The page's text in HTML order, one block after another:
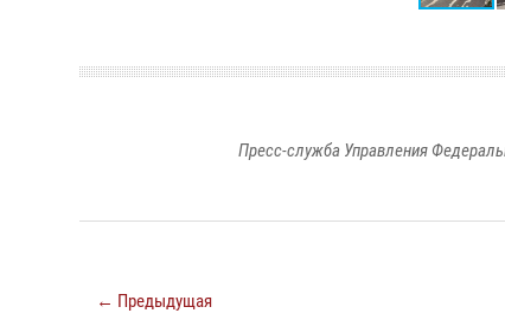
Пресс-служба Управления
← Предыдущая